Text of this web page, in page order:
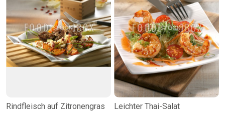
Rindfleisch auf Zitronengras Leichter Thai-Salat